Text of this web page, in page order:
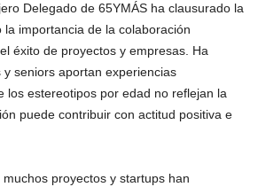
Delegado de 65YMÁS ha clausurado la
importancia de la colaboración
éxito de proyectos y empresas. Ha
seniors aportan experiencias
los estereotipos por edad no reflejan la
puede contribuir con actitud positiva e
proyectos y startups han